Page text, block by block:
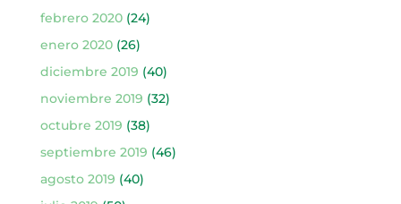
febrero 2020(24)
enero 2020(26)
diciembre 2019 (40)
noviembre 2019 (32)
octubre 2019 (38)
septiembre 2019 (46)
agosto 2019 (40)